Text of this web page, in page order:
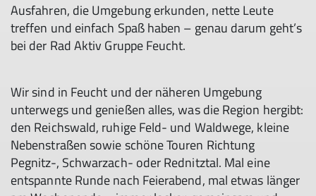
Ausfahren, die Umgebung erkunden, nette Leute
treffen und einfach Spaß haben – genau darum geht’s
bei der Rad Aktiv Gruppe Feucht.
Wir sind in Feucht und der näheren Umgebung
unterwegs und genießen alles, was die Region hergibt:
den Reichswald, ruhige Feld- und Waldwege, kleine
Nebenstraßen sowie schöne Touren Richtung
Pegnitz-, Schwarzach- oder Rednitztal. Mal eine
entspannte Runde nach Feierabend, mal etwas länger